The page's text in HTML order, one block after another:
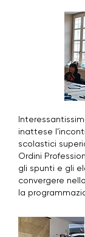
inattese
scolastici
Ordini
gli spunti e gli
convergere
la